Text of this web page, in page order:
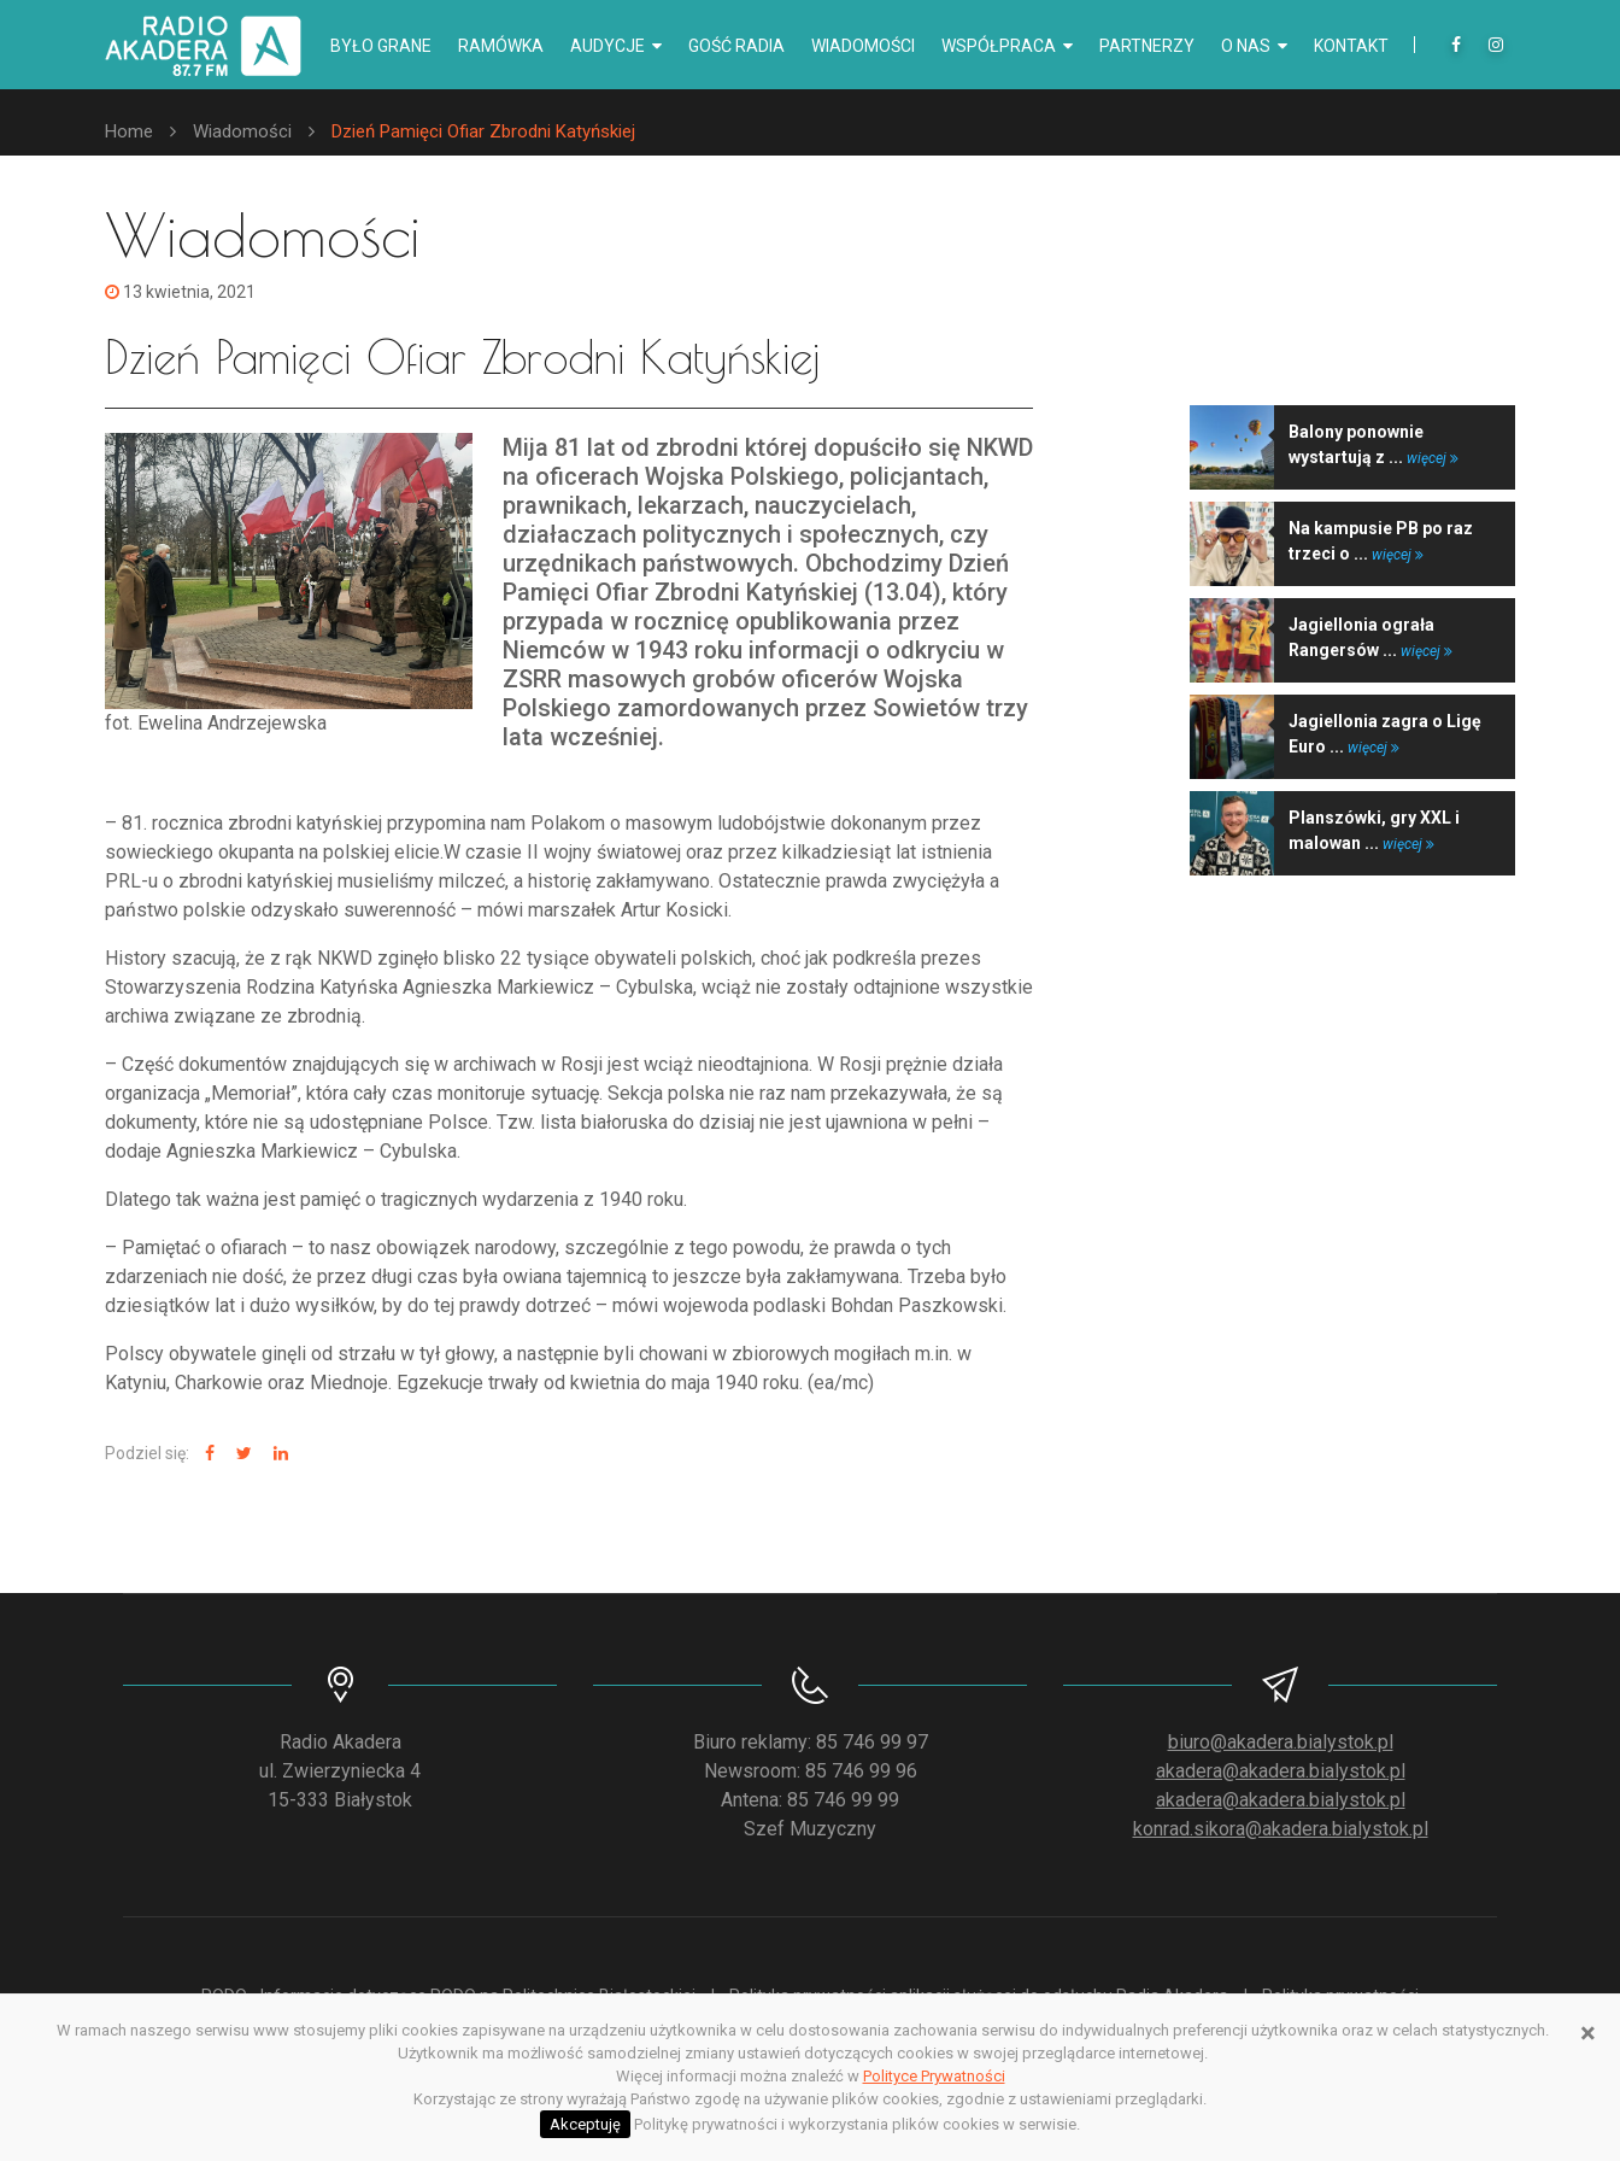
BYŁO GRANE RAMÓWKA AUDYCJE GOŚĆ RADIA WIADOMOŚCI WSPÓŁPRACA PARTNERZY O NAS KONTAKT
Home Wiadomości Dzień Pamięci Ofiar Zbrodni Katyńskiej
Wiadomości
13 kwietnia, 2021
Dzień Pamięci Ofiar Zbrodni Katyńskiej
fot. Ewelina Andrzejewska
Mija 81 lat od zbrodni której dopuściło się NKWD
na oficerach Wojska Polskiego, policjantach,
prawnikach, lekarzach, nauczycielach,
działaczach politycznych i społecznych, czy
urzędnikach państwowych. Obchodzimy Dzień
Pamięci Ofiar Zbrodni Katyńskiej (13.04), który
przypada w rocznicę opublikowania przez
Niemców w 1943 roku informacji o odkryciu w
ZSRR masowych grobów oficerów Wojska
Polskiego zamordowanych przez Sowietów trzy
lata wcześniej.
– 81. rocznica zbrodni katyńskiej przypomina nam Polakom o masowym ludobójstwie dokonanym przez
sowieckiego okupanta na polskiej elicie.W czasie II wojny światowej oraz przez kilkadziesiąt lat istnienia
PRL-u o zbrodni katyńskiej musieliśmy milczeć, a historię zakłamywano. Ostatecznie prawda zwyciężyła a
państwo polskie odzyskało suwerenność – mówi marszałek Artur Kosicki.
History szacują, że z rąk NKWD zginęło blisko 22 tysiące obywateli polskich, choć jak podkreśla prezes
Stowarzyszenia Rodzina Katyńska Agnieszka Markiewicz – Cybulska, wciąż nie zostały odtajnione wszystkie
archiwa związane ze zbrodnią.
– Część dokumentów znajdujących się w archiwach w Rosji jest wciąż nieodtajniona. W Rosji prężnie działa
organizacja „Memoriał”, która cały czas monitoruje sytuację. Sekcja polska nie raz nam przekazywała, że są
dokumenty, które nie są udostępniane Polsce. Tzw. lista białoruska do dzisiaj nie jest ujawniona w pełni –
dodaje Agnieszka Markiewicz – Cybulska.
Dlatego tak ważna jest pamięć o tragicznych wydarzenia z 1940 roku.
– Pamiętać o ofiarach – to nasz obowiązek narodowy, szczególnie z tego powodu, że prawda o tych
zdarzeniach nie dość, że przez długi czas była owiana tajemnicą to jeszcze była zakłamywana. Trzeba było
dziesiątków lat i dużo wysiłków, by do tej prawdy dotrzeć – mówi wojewoda podlaski Bohdan Paszkowski.
Polscy obywatele ginęli od strzału w tył głowy, a następnie byli chowani w zbiorowych mogiłach m.in. w
Katyniu, Charkowie oraz Miednoje. Egzekucje trwały od kwietnia do maja 1940 roku. (ea/mc)
Podziel się:
Balony ponownie
wystartują z ... więcej
Na kampusie PB po raz
trzeci o ... więcej
Jagiellonia ograła
Rangersów ... więcej
Jagiellonia zagra o Ligę
Euro ... więcej
Planszówki, gry XXL i
malowan ... więcej
Radio Akadera
ul. Zwierzyniecka 4
15-333 Białystok
Biuro reklamy: 85 746 99 97
Newsroom: 85 746 99 96
Antena: 85 746 99 99
Szef Muzyczny
biuro@akadera.bialystok.pl
akadera@akadera.bialystok.pl
akadera@akadera.bialystok.pl
konrad.sikora@akadera.bialystok.pl
RODO - Informacje dotyczące RODO na Politechnice Białostockiej Polityka prywatności aplikacji służącej do odsłuchu Radia Akadera
Polityka prywatności
Deklaracja dostępności
Redakcja serwisu www Poprzednia wersja serwisu www
Copyright @ 2022. All rights Reserved
×
W ramach naszego serwisu www stosujemy pliki cookies zapisywane na urządzeniu użytkownika w celu dostosowania zachowania serwisu do indywidualnych preferencji użytkownika oraz w celach statystycznych.
Użytkownik ma możliwość samodzielnej zmiany ustawień dotyczących cookies w swojej przeglądarce internetowej.
Więcej informacji można znaleźć w Polityce Prywatności
Korzystając ze strony wyrażają Państwo zgodę na używanie plików cookies, zgodnie z ustawieniami przeglądarki.
Akceptuję
Politykę prywatności i wykorzystania plików cookies w serwisie.